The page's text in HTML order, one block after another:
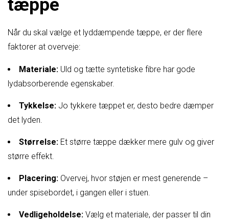
tæppe
Når du skal vælge et lyddæmpende tæppe, er der flere
faktorer at overveje:
Materiale: Uld og tætte syntetiske fibre har gode
lydabsorberende egenskaber.
Tykkelse: Jo tykkere tæppet er, desto bedre dæmper
det lyden.
Størrelse: Et større tæppe dækker mere gulv og giver
større effekt.
Placering: Overvej, hvor støjen er mest generende –
under spisebordet, i gangen eller i stuen.
Vedligeholdelse: Vælg et materiale, der passer til din